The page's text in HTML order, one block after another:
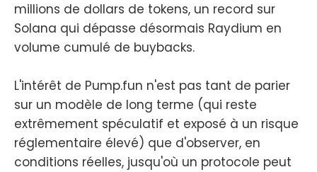
millions de dollars de tokens, un record sur
Solana qui dépasse désormais Raydium en
volume cumulé de buybacks.
L'intérêt de Pump.fun n'est pas tant de parier
sur un modèle de long terme (qui reste
extrêmement spéculatif et exposé à un risque
réglementaire élevé) que d'observer, en
conditions réelles, jusqu'où un protocole peut